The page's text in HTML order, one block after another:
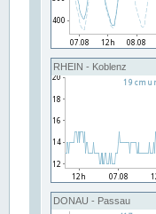
RHEIN - Koblenz
DONAU - Passau